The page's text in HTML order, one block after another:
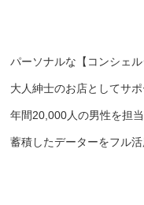
パーソナルな【コンシェ
大人紳士のお店としてサポ
年間20,000人の男性を担
蓄積したデーターをフル